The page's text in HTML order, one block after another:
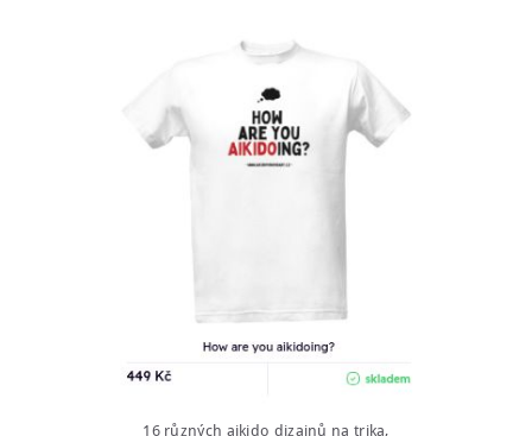
16 různých aikido dizajnů na trika,